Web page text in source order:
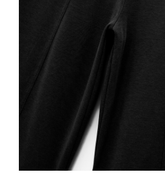
Odaberite Zemlju